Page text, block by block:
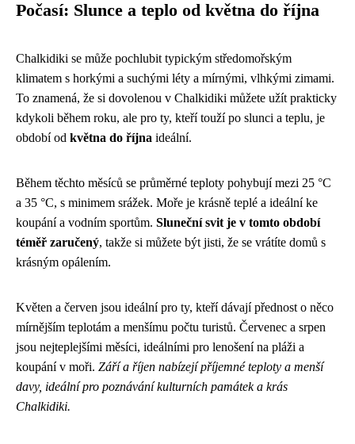
Počasí: Slunce a teplo od května do října
Chalkidiki se může pochlubit typickým středomořským
klimatem s horkými a suchými léty a mírnými, vlhkými zimami.
To znamená, že si dovolenou v Chalkidiki můžete užít prakticky
kdykoli během roku, ale pro ty, kteří touží po slunci a teplu, je
období od května do října ideální.
Během těchto měsíců se průměrné teploty pohybují mezi 25 °C
a 35 °C, s minimem srážek. Moře je krásně teplé a ideální ke
koupání a vodním sportům. Sluneční svit je v tomto období
téměř zaručený, takže si můžete být jisti, že se vrátíte domů s
krásným opálením.
Květen a červen jsou ideální pro ty, kteří dávají přednost o něco
mírnějším teplotám a menšímu počtu turistů. Červenec a srpen
jsou nejteplejšími měsíci, ideálními pro lenošení na pláži a
koupání v moři. Září a říjen nabízejí příjemné teploty a menší
davy, ideální pro poznávání kulturních památek a krás
Chalkidiki.